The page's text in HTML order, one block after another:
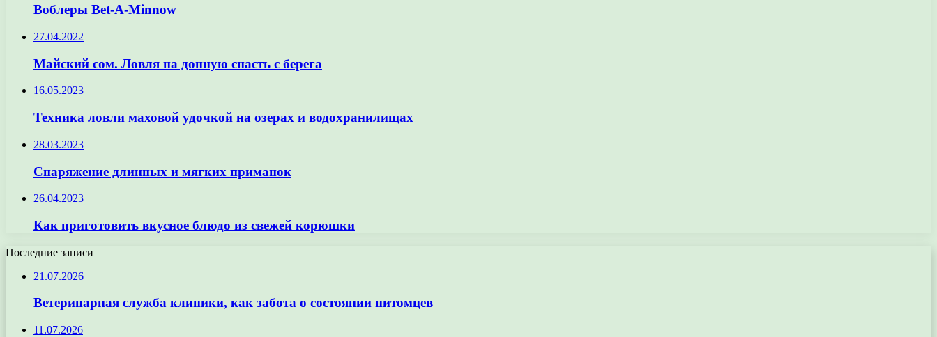
Воблеры Bet-A-Minnow
27.04.2022
Майский сом. Ловля на донную снасть с берега
16.05.2023
Техника ловли маховой удочкой на озерах и водохранилищах
28.03.2023
Снаряжение длинных и мягких приманок
26.04.2023
Как приготовить вкусное блюдо из свежей корюшки
Последние записи
21.07.2026
Ветеринарная служба клиники, как забота о состоянии питомцев
11.07.2026